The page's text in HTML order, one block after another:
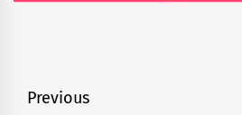
Navegación
Previous